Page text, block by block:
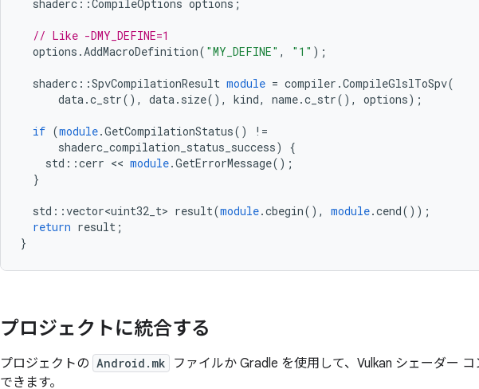
shaderc ::CompileOptions options ;
// Like -DMY_DEFINE=1
options .AddMacroDefinition( "MY_DEFINE" , "1" );
shaderc ::SpvCompilationResult module = compiler .CompileGlslToSpv(
data.c_str(), data. size(), kind, name.c_str(), options);
if (module.GetCompilationStatus()
!=
shaderc_compilation_status_success)
{
std ::cerr << module.GetErrorMessage();
}
std ::vector<uint32_t> result(module.cbegin(), module.cend());
return result ;
}
プロジェクトに統合する
プロジェクトの Android.mk
ファイルか Gradle を使用して、Vulkan シェーダー
できます。